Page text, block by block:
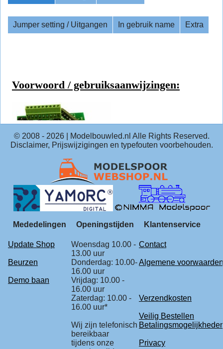
Jumper setting / Uitgangen In gebruik name Extra
© 2008 - 2026| Modelbouwled.nl Alle Rights Reserved.
Disclaimer, Prijswijzigingen en typefouten voorbehouden.
Mededelingen Openingstijden Klantenservice
Update Shop
Woensdag 10.00 -
13.00 uur
Contact
Beurzen
Donderdag: 10.00-
16.00 uur
Algemene voorwaarden
Demo baan
Vrijdag: 10.00 -
16.00 uur
Zaterdag: 10.00 -
16.00 uur*
Verzendkosten
Veilig Bestellen
Wij zijn telefonisch
bereikbaar
tijdens onze
Privacy